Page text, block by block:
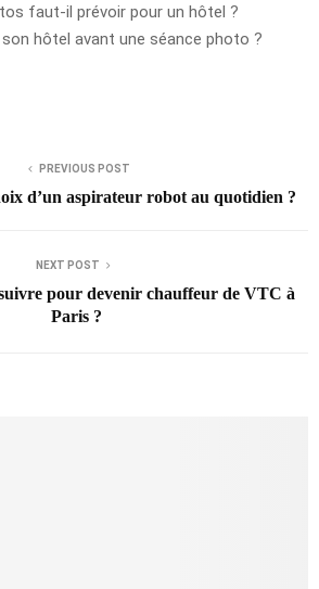
faut-il prévoir pour un hôtel ?
hôtel avant une séance photo ?
PREVIOUS POST
d’un aspirateur robot au quotidien ?
NEXT POST
pour devenir chauffeur de VTC à
Paris ?